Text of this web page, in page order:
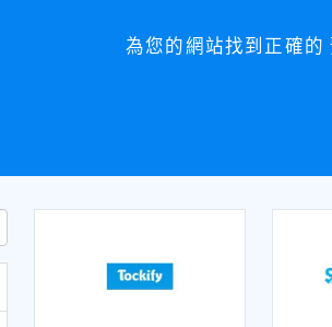
為您的網站找到正確的